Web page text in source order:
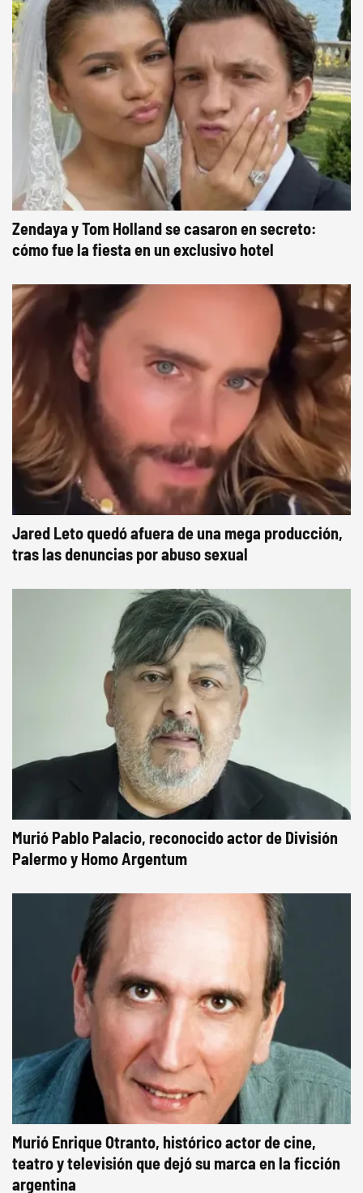
Zendaya y Tom Holland se casaron en secreto:
cómo fue la fiesta en un exclusivo hotel
Jared Leto quedó afuera de una mega producción,
tras las denuncias por abuso sexual
Murió Pablo Palacio, reconocido actor de División
Palermo y Homo Argentum
Murió Enrique Otranto, histórico actor de cine,
teatro y televisión que dejó su marca en la ficción
argentina